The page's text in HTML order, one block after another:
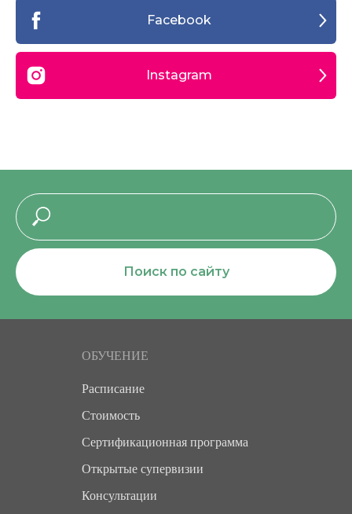
Facebook
Instagram
Поиск по сайту
ОБУЧЕНИЕ
Расписание
Стоимость
Сертификационная программа
Открытые супервизии
Консультации